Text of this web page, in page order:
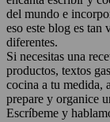
del mundo e
eso este blog es tan
diferentes.
Si necesitas una
productos, textos
cocina a tu medida,
prepare y organice
Escríbeme y